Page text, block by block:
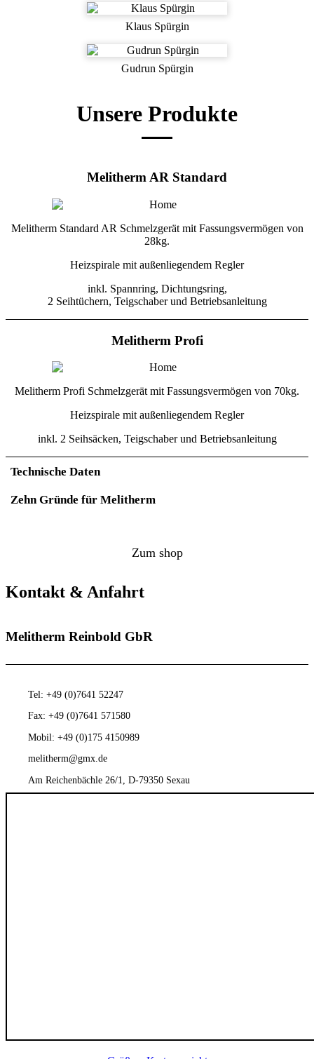
Klaus Spürgin
Gudrun Spürgin
Unsere Produkte
Melitherm AR Standard
Melitherm Standard AR Schmelzgerät mit Fassungsvermögen von
28kg.
Heizspirale mit außenliegendem Regler
inkl. Spannring, Dichtungsring,
2 Seihtüchern, Teigschaber und Betriebsanleitung
Melitherm Profi
Melitherm Profi Schmelzgerät mit Fassungsvermögen von 70kg.
Heizspirale mit außenliegendem Regler
inkl. 2 Seihsäcken, Teigschaber und Betriebsanleitung
Technische Daten
Zehn Gründe für Melitherm
Zum shop
Kontakt & Anfahrt
Melitherm Reinbold GbR
Tel: +49 (0)7641 52247
Fax: +49 (0)7641 571580
Mobil: +49 (0)175 4150989
melitherm@gmx.de
Am Reichenbächle 26/1, D-79350 Sexau